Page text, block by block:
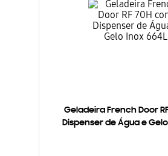
Geladeira French Door
Dispenser de Água e